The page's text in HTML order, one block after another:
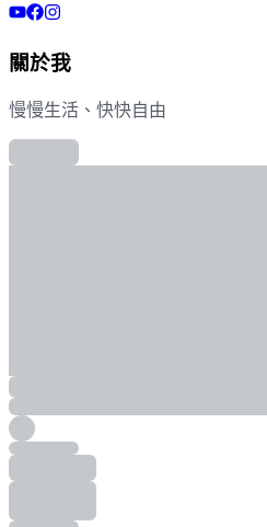
關於我
慢慢生活、快快自由